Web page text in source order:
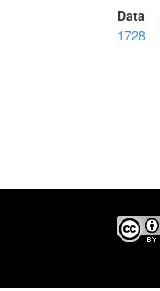
Data
1728